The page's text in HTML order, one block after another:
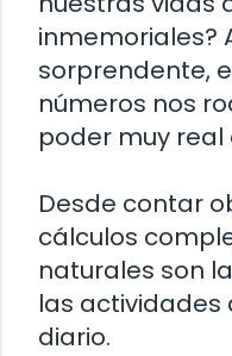
inmemoriales?
sorprendente,
números nos
poder muy
Desde contar
cálculos
naturales son
las actividades
diario.